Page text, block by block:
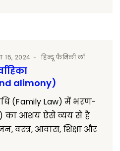
15, 2024 हिन्दू फैमिली लॉ
alimony)
(Family Law) में भरण-
का आशय ऐसे व्यय से है
वस्त्र, आवास, शिक्षा और